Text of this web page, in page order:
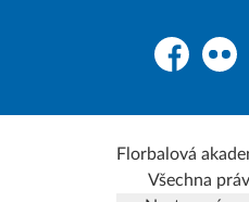
FacebookFlickr
Florbalová
Všechna